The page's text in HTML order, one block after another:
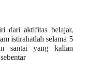
dari aktifitas belajar,
istirahatlah selama 5
santai yang kalian